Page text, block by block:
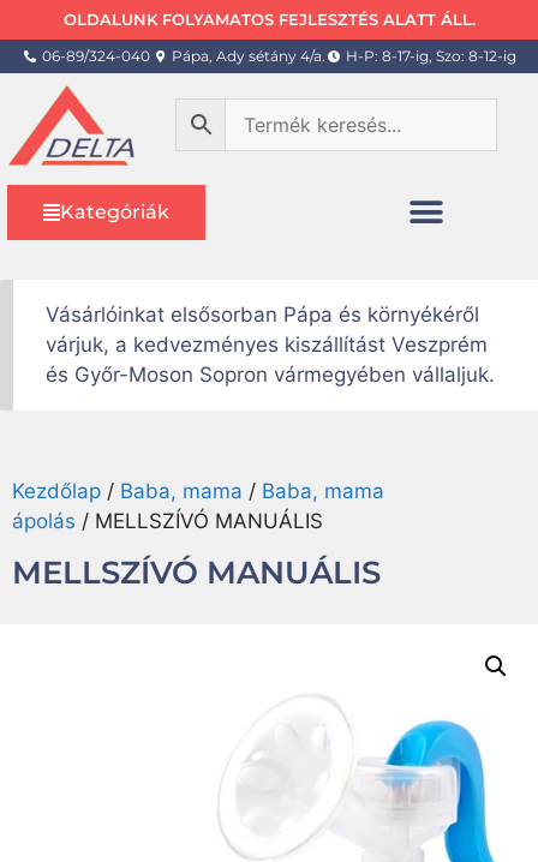
OLDALUNK FOLYAMATOS FEJLESZTÉS ALATT ÁLL.
06-89/324-040 Pápa, Ady sétány 4/a. H-P: 8-17-ig, Szo: 8-12-ig
Kategóriák
Vásárlóinkat elsősorban Pápa és környékéről
várjuk, a kedvezményes kiszállítást Veszprém
és Győr-Moson Sopron vármegyében vállaljuk.
Kezdőlap / Baba, mama / Baba, mama
ápolás / MELLSZÍVÓ MANUÁLIS
MELLSZÍVÓ MANUÁLIS